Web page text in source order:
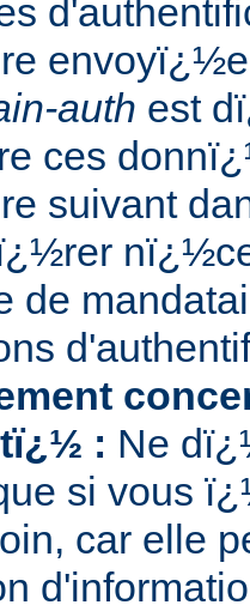
auth est
ces
suivant
de
: Ne
si vous
car elle